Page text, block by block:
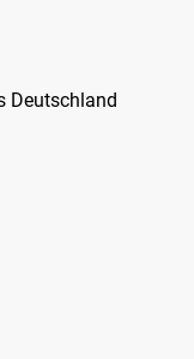
Deutschland